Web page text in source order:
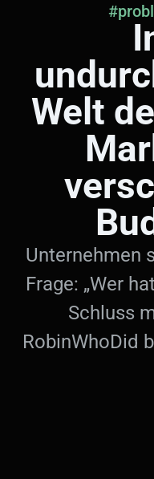
Welt
Unternehmen
Frage: „Wer
Schluss
RobinWhoDid